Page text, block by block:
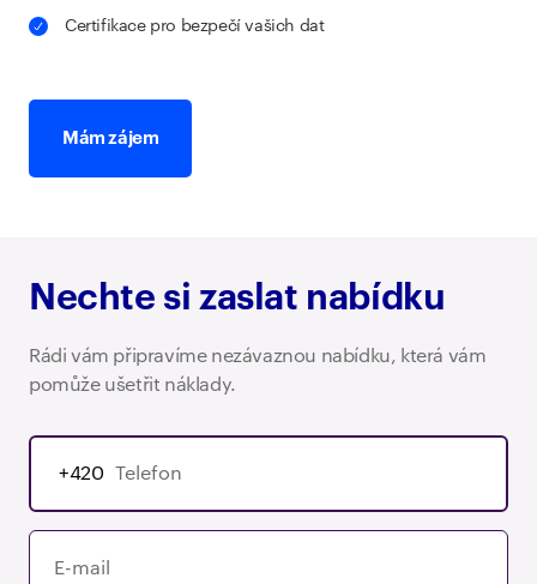
Certifikace pro bezpečí vašich dat
Mám zájem
Nechte si zaslat nabídku
Rádi vám připravíme nezávaznou nabídku, která vám
pomůže ušetřit náklady.
+420